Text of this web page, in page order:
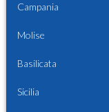
Campania
Molise
Basilicata
Sicilia